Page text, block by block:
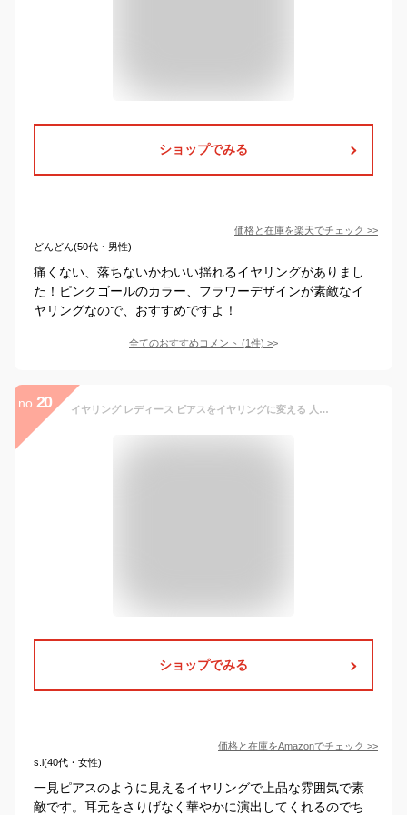
ショップでみる
価格と在庫を楽天でチェック >>
どんどん(50代・男性)
痛くない、落ちないかわいい揺れるイヤリングがありまし
た！ピンクゴールのカラー、フラワーデザインが素敵なイ
ヤリングなので、おすすめですよ！
全てのおすすめコメント (1件) >
no. 20 イヤリング レディース ピアスをイヤリングに変える 人気 痛くない 樹脂 イヤリングコンバーター ピアスみたいな ゴールド ノンホールピアス イヤリング 【 イアリング 】 ミヤビグレース Miyabi Grace
ショップでみる
価格と在庫をAmazonでチェック >>
s.i(40代・女性)
一見ピアスのように見えるイヤリングで上品な雰囲気で素
敵です。耳元をさりげなく華やかに演出してくれるのでち